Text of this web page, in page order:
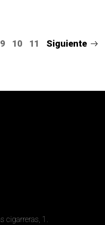
9 10 11 Siguiente
cigarreras, 1.